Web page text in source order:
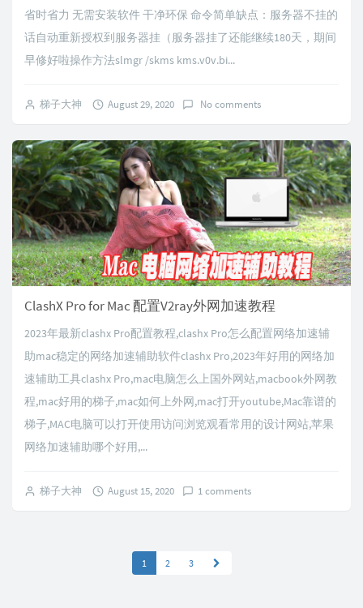
省时省力 无需安装软件 干净环保 命令简单缺点：服务器不挂的
话自动重新授权到服务器挂（服务器挂了还能继续180天，期间
早修好啦操作方法slmgr /skms kms.v0v.bi...
梯子大神 August 29, 2020 No comments
ClashX Pro for Mac 配置V2ray外网加速教程
2023年最新clashx Pro配置教程,clashx Pro怎么配置网络加速辅
助mac稳定的网络加速辅助软件clashx Pro,2023年好用的网络加
速辅助工具clashx Pro,mac电脑怎么上国外网站,macbook外网教
程,mac好用的梯子,mac如何上外网,mac打开youtube,Mac靠谱的
梯子,MAC电脑可以打开使用访问浏览观看常用的设计网站,苹果
网络加速辅助哪个好用,...
梯子大神 August 15, 2020 1 comments
1 2 3